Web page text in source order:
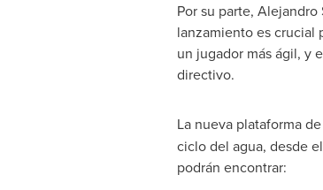
Por su parte, Alejandro
lanzamiento es crucial
un jugador más ágil, y
directivo.
La nueva plataforma de
ciclo del agua, desde
podrán encontrar: